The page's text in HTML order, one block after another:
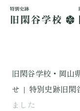
旧閑谷学校・岡山
せ | 特別史跡旧閑
ました